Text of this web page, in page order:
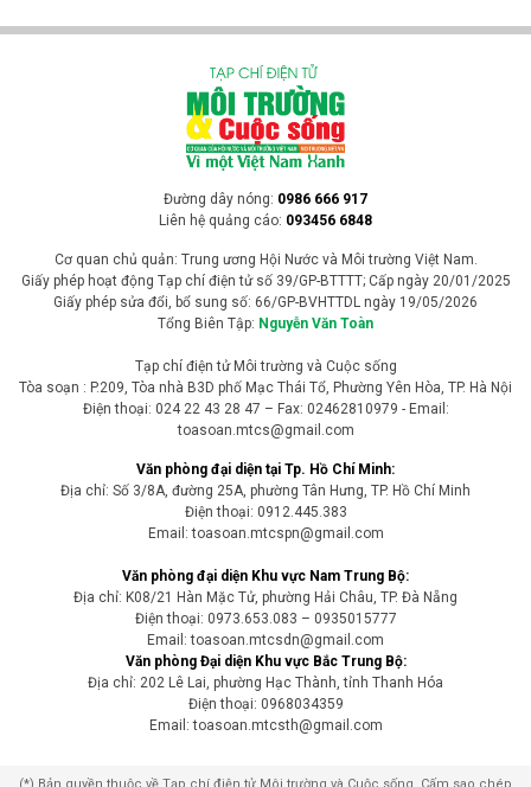
hệ thống nhà hàng đạt sao Michelin.
Pháp trải qua tháng 7 nóng nhất lịch sử,
nắng nóng cực đoan bao trùm châu Âu
tượng vào năm 1900. Trong bối cảnh nắng nóng và khô hạn kéo
dài, nhiều quốc gia châu Âu đang đối mặt với nguy cơ cháy rừng,
hạn hán nghiêm trọng và gia tăng các ca tử vong liên quan đến thời
Tin Quốc tế